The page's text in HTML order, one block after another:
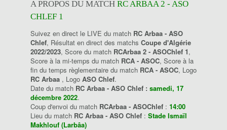
A PROPOS DU MATCH RC ARBAA 2 - ASO
CHLEF 1
Suivez en direct le LIVE du match RC Arbaa - ASO
Chlef, Résultat en direct des matchs Coupe d'Algérie
2022/2023, Score du match RCArbaa 2 - ASOChlef 1,
Score à la mi-temps du match RCA - ASOC, Score à la
fin du temps règlementaire du match RCA - ASOC, Logo
RC Arbaa , Logo ASO Chlef.
Date du match RC Arbaa - ASO Chlef : samedi, 17
décembre 2022.
Coup d'envoi du match RCArbaa - ASOChlef : 14:00
Lieu du match RC Arbaa - ASO Chlef : Stade Ismaïl
Makhlouf (Larbâa)